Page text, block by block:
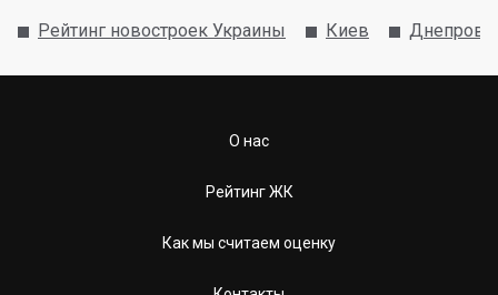
Рейтинг новостроек Украины Киев
О нас
Рейтинг ЖК
Как мы считаем оценку